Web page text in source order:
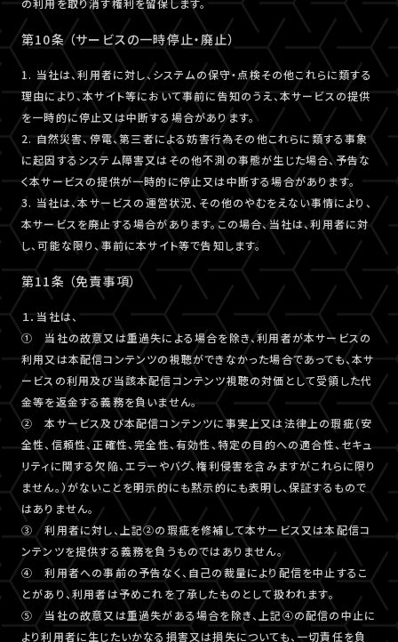
の利用を取り消す権利を留保します。
第10条 （サービスの一時停止・廃止）
1. 当社は、利用者に対し、システムの保守・点検その他これらに類する
理由により、本サイト等において事前に告知のうえ、本サービスの提供
を一時的に停止又は中断する場合があります。
2. 自然災害、停電、第三者による妨害行為その他これらに類する事象
に起因するシステム障害又はその他不測の事態が生じた場合、予告な
く本サービスの提供が一時的に停止又は中断する場合があります。
3. 当社は、本サービスの運営状況、その他のやむをえない事情により、
本サービスを廃止する場合があります。この場合、当社は、利用者に対
し、可能な限り、事前に本サイト等で告知します。
第11条 （免責事項）
１．当社は、
① 当社の故意又は重過失による場合を除き、利用者が本サービスの
利用又は本配信コンテンツの視聴ができなかった場合であっても、本サ
ービスの利用及び当該本配信コンテンツ視聴の対価として受領した代
金等を返金する義務を負いません。
② 本サービス及び本配信コンテンツに事実上又は法律上の瑕疵（安
全性、信頼性、正確性、完全性、有効性、特定の目的への適合性、セキュ
リティに関する欠陥、エラーやバグ、権利侵害を含みますがこれらに限り
ません。）がないことを明示的にも黙示的にも表明し、保証するもので
はありません。
③ 利用者に対し、上記②の瑕疵を修補して本サービス又は本配信コ
ンテンツを提供する義務を負うものではありません。
④ 利用者への事前の予告なく、自己の裁量により配信を中止するこ
とがあり、利用者は予めこれを了承したものとして扱われます。
⑤ 当社の故意又は重過失がある場合を除き、上記④の配信の中止に
より利用者に生じたいかなる損害又は損失についても、一切責任を負